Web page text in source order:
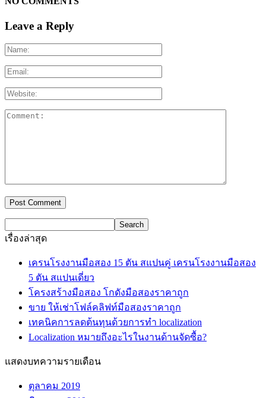
Leave a Reply
เรื่องล่าสุด
เครนโรงงานมือสอง 15 ตัน สแปนคู่ เครนโรงงานมือสอง
5 ตัน สแปนเดี่ยว
โครงสร้างมือสอง โกดังมือสองราคาถูก
ขาย ให้เช่าโฟล์คลิฟท์มือสองราคาถูก
เทคนิคการลดต้นทุนด้วยการทำ localization
Localization หมายถึงอะไรในงานด้านจัดซื้อ?
แสดงบทความรายเดือน
ตุลาคม 2019